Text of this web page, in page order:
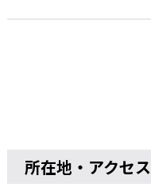
所在地・アクセス